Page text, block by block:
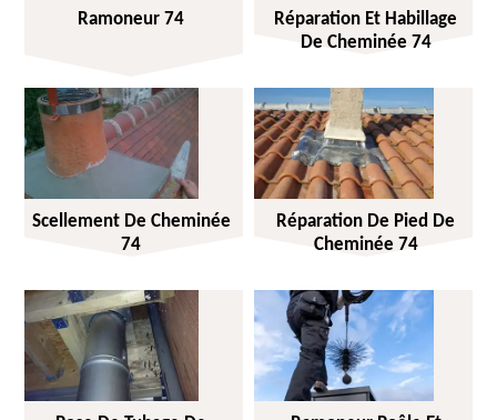
Ramoneur 74
Réparation Et Habillage
De Cheminée 74
Scellement De Cheminée
74
Réparation De Pied De
Cheminée 74